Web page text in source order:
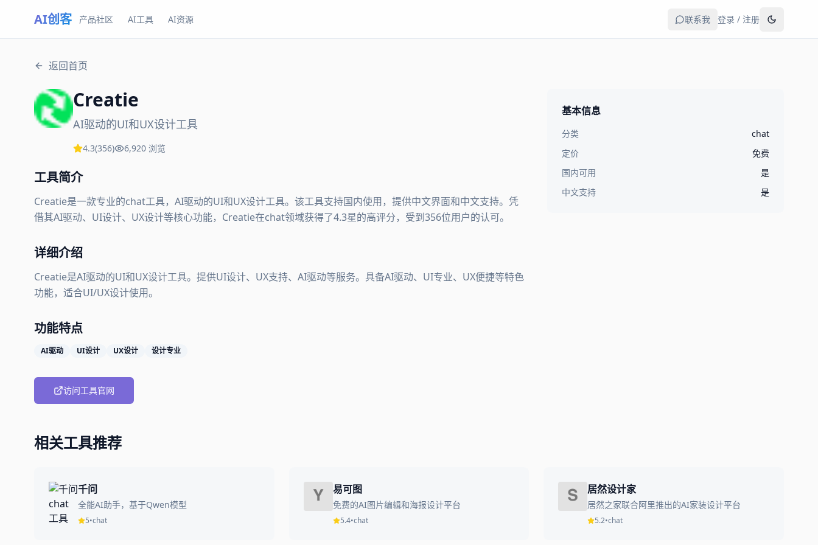
AI创客 产品社区 AI工具 AI资源 联系我 登录 / 注册
返回首页
Creatie
AI驱动的UI和UX设计工具
4.3(356) 6,920 浏览
工具简介
Creatie是一款专业的chat工具，AI驱动的UI和UX设计工具。该工具支持国内使用，提供中文界面和中文支持。凭
借其AI驱动、UI设计、UX设计等核心功能，Creatie在chat领域获得了4.3星的高评分，受到356位用户的认可。
详细介绍
Creatie是AI驱动的UI和UX设计工具。提供UI设计、UX支持、AI驱动等服务。具备AI驱动、UI专业、UX便捷等特色
功能，适合UI/UX设计使用。
功能特点
AI驱动 UI设计 UX设计 设计专业
访问工具官网
基本信息
分类
chat
定价
免费
国内可用
是
中文支持
是
相关工具推荐
千问
全能AI助手，基于Qwen模型
5•chat
易可图
免费的AI图片编辑和海报设计平台
5.4•chat
居然设计家
居然之家联合阿里推出的AI家装设计平台
5.2•chat